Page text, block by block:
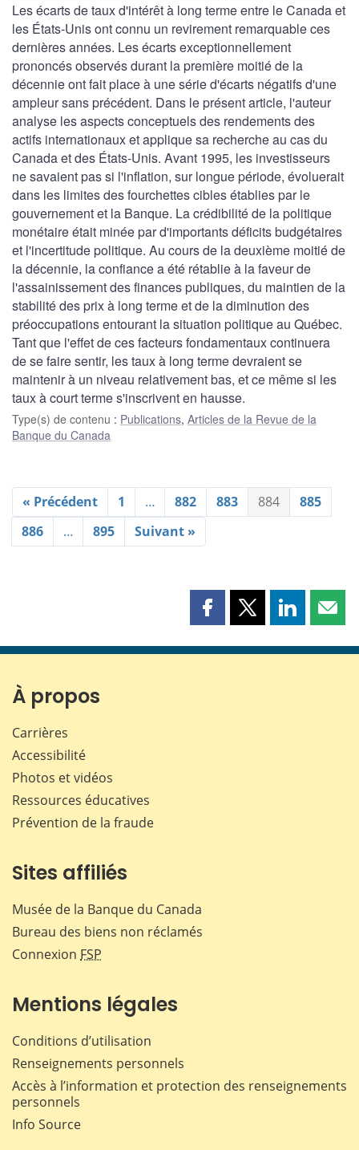
Les écarts de taux d'intérêt à long terme entre le Canada et
les États-Unis ont connu un revirement remarquable ces
dernières années. Les écarts exceptionnellement
prononcés observés durant la première moitié de la
décennie ont fait place à une série d'écarts négatifs d'une
ampleur sans précédent. Dans le présent article, l'auteur
analyse les aspects conceptuels des rendements des
actifs internationaux et applique sa recherche au cas du
Canada et des États-Unis. Avant 1995, les investisseurs
ne savaient pas si l'inflation, sur longue période, évoluerait
dans les limites des fourchettes cibles établies par le
gouvernement et la Banque. La crédibilité de la politique
monétaire était minée par d'importants déficits budgétaires
et l'incertitude politique. Au cours de la deuxième moitié de
la décennie, la confiance a été rétablie à la faveur de
l'assainissement des finances publiques, du maintien de la
stabilité des prix à long terme et de la diminution des
préoccupations entourant la situation politique au Québec.
Tant que l'effet de ces facteurs fondamentaux continuera
de se faire sentir, les taux à long terme devraient se
maintenir à un niveau relativement bas, et ce même si les
taux à court terme s'inscrivent en hausse.
Type(s) de contenu : Publications, Articles de la Revue de la
Banque du Canada
« Précédent 1 … 882 883 884
885
886
… 895 Suivant »
Partager
page
Partager
page
Partager
page page
À propos
Carrières
Accessibilité
Photos et vidéos
Ressources éducatives
Prévention de la fraude
Sites affiliés
Musée de la Banque du Canada
Bureau des biens non réclamés
Connexion FSP
Mentions légales
Conditions d’utilisation
Renseignements personnels
Accès à l’information et protection des renseignements
personnels
Info Source